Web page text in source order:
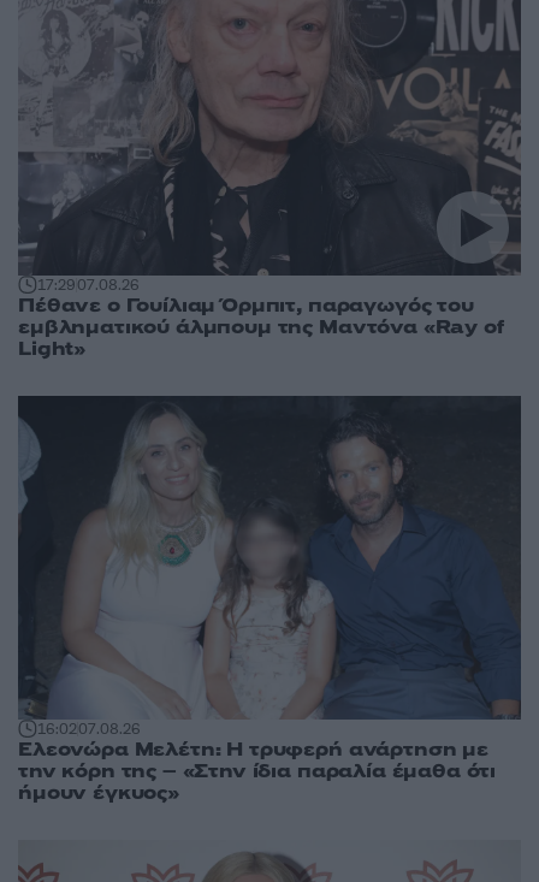
17:2907.08.26
Πέθανε ο Γουίλιαμ Όρμπιτ, παραγωγός του
εμβληματικού άλμπουμ της Μαντόνα «Ray of
Light»
16:0207.08.26
Ελεονώρα Μελέτη: Η τρυφερή ανάρτηση με
την κόρη της – «Στην ίδια παραλία έμαθα ότι
ήμουν έγκυος»